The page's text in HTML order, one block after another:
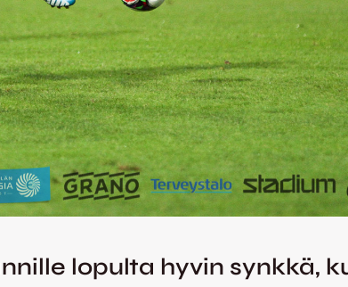
lopulta hyvin synkkä,